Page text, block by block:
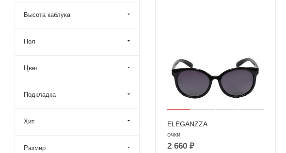
ELEGANZZA
очки
2 660 ₽
Высота каблука
Пол
Цвет
Подкладка
Хит
Размер